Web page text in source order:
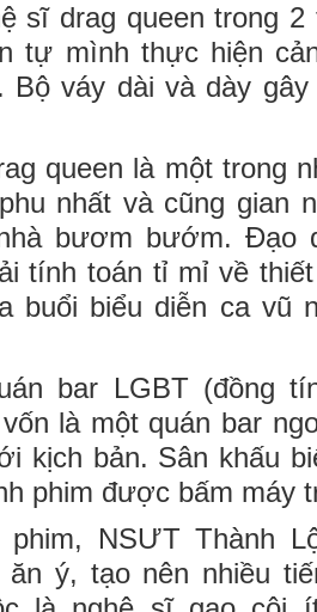
sĩ drag queen trong
tự mình thực hiện
Bộ váy dài và dày
queen là một trong
nhất và cũng gian
bươm bướm. Đạo
tính toán tỉ mỉ về
buổi biểu diễn ca vũ
bar LGBT (đồng
là một quán bar
kịch bản. Sân khấu
phim được bấm máy
NSƯT Thành
ăn ý, tạo nên nhiều